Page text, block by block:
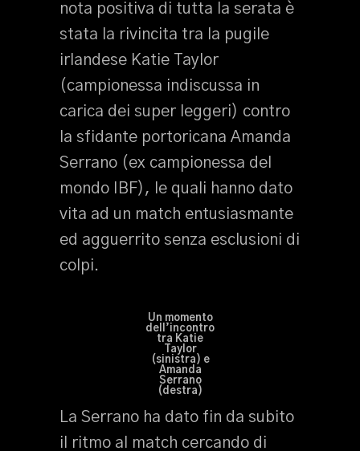
nota positiva di tutta la serata è
stata la rivincita tra la pugile
irlandese Katie Taylor
(campionessa indiscussa in
carica dei super leggeri) contro
la sfidante portoricana Amanda
Serrano (ex campionessa del
mondo IBF), le quali hanno dato
vita ad un match entusiasmante
ed agguerrito senza esclusioni di
colpi.
Un momento
dell’incontro
tra Katie
Taylor
(sinistra) e
Amanda
Serrano
(destra)
La Serrano ha dato fin da subito
il ritmo al match cercando di